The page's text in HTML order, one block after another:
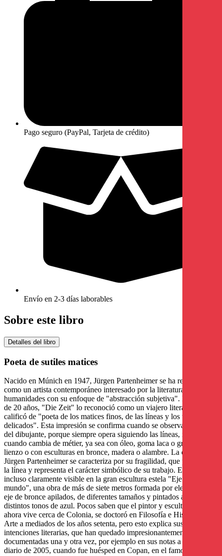
Pago seguro (PayPal, Tarjeta de crédito)
Envío en 2-3 días laborables
Sobre este libro
Detalles del libro
Poeta de sutiles matices
Nacido en Múnich en 1947, Jürgen Partenheimer se ha revelado
como un artista contemporáneo interesado por la literatura y las
humanidades con su enfoque de "abstracción subjetiva". Hace más
de 20 años, "Die Zeit" lo reconoció como un viajero literario y lo
calificó de "poeta de los matices finos, de las líneas y los tonos
delicados". Esta impresión se confirma cuando se observa la obra
del dibujante, porque siempre opera siguiendo las líneas, incluso
cuando cambia de métier, ya sea con óleo, goma laca o grafito sobre
lienzo o con esculturas en bronce, madera o alambre. La obra de
Jürgen Partenheimer se caracteriza por su fragilidad, que procede de
la línea y representa el carácter simbólico de su trabajo. Esto es
incluso claramente visible en la gran escultura estela "Eje del
mundo", una obra de más de siete metros formada por elementos de
eje de bronce apilados, de diferentes tamaños y pintados a mano en
distintos tonos de azul. Pocos saben que el pintor y escultor, que
ahora vive cerca de Colonia, se doctoró en Filosofía e Historia del
Arte a mediados de los años setenta, pero esto explica sus
intenciones literarias, que han quedado impresionantemente
documentadas una y otra vez, por ejemplo en sus notas a modo de
diario de 2005, cuando fue huésped en Copan, en el famoso